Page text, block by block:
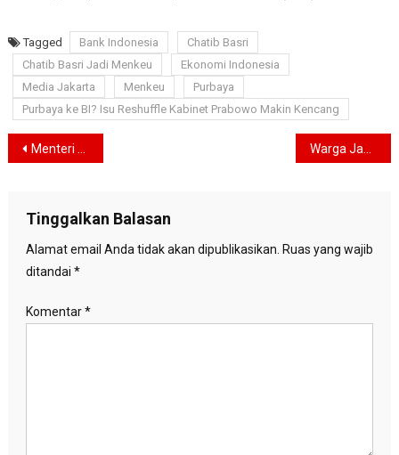
Tagged Bank Indonesia
Chatib Basri
Chatib Basri Jadi Menkeu
Ekonomi Indonesia
Media Jakarta
Menkeu
Purbaya
Purbaya ke BI? Isu Reshuffle Kabinet Prabowo Makin Kencang
Navigasi
Menteri LH Target Tanam 2 Miliar Pohon, Greenpress Indonesia: 3 Juta Hektare Hutan yang Hilang Setara Berapa Miliar Pohon?
Tinggalkan Balasan
Alamat email Anda tidak akan dipublikasikan. Ruas yang wajib
ditandai *
Komentar*